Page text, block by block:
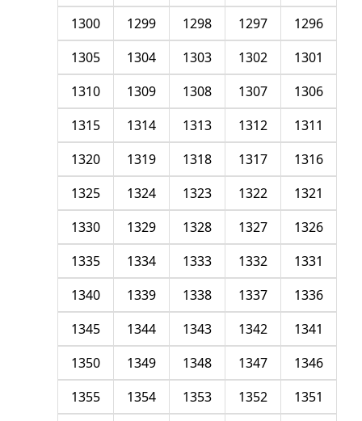
1296
1297
1298
1299
1300
1301
1302
1303
1304
1305
1306
1307
1308
1309
1310
1311
1312
1313
1314
1315
1316
1317
1318
1319
1320
1321
1322
1323
1324
1325
1326
1327
1328
1329
1330
1331
1332
1333
1334
1335
1336
1337
1338
1339
1340
1341
1342
1343
1344
1345
1346
1347
1348
1349
1350
1351
1352
1353
1354
1355